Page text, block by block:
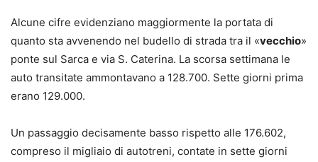
Alcune cifre evidenziano maggiormente la portata di
quanto sta avvenendo nel budello di strada tra il «vecchio»
ponte sul Sarca e via S. Caterina. La scorsa settimana le
auto transitate ammontavano a 128.700. Sette giorni prima
erano 129.000.
Un passaggio decisamente basso rispetto alle 176.602,
compreso il migliaio di autotreni, contate in sette giorni